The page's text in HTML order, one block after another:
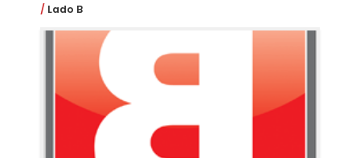
Lado B